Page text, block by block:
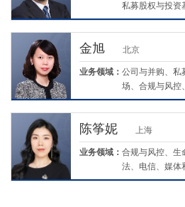
私募股权与投资
（ESG）
金旭 北京
业务领域： 公司与并购、私
场、合规与风控
陈筝妮 上海
业务领域： 合规与风控、生
法、电信、媒体